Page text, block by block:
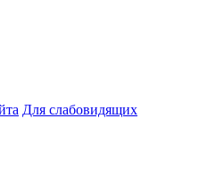
Для слабовидящих